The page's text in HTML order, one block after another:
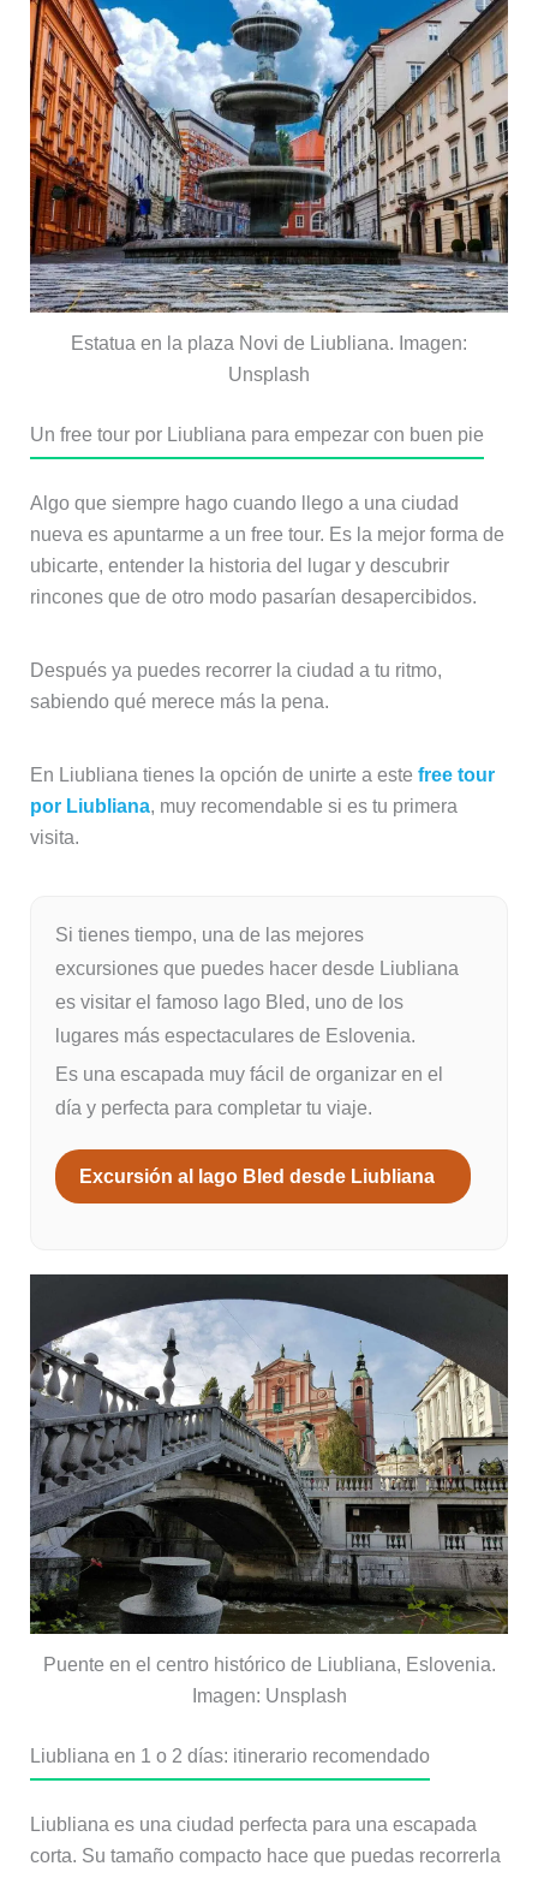
Estatua en la plaza Novi de Liubliana. Imagen:
Unsplash
Un free tour por Liubliana para empezar con buen pie
Algo que siempre hago cuando llego a una ciudad
nueva es apuntarme a un free tour. Es la mejor forma de
ubicarte, entender la historia del lugar y descubrir
rincones que de otro modo pasarían desapercibidos.
Después ya puedes recorrer la ciudad a tu ritmo,
sabiendo qué merece más la pena.
En Liubliana tienes la opción de unirte a este free tour
por Liubliana, muy recomendable si es tu primera
visita.
Si tienes tiempo, una de las mejores
excursiones que puedes hacer desde Liubliana
es visitar el famoso lago Bled, uno de los
lugares más espectaculares de Eslovenia.
Es una escapada muy fácil de organizar en el
día y perfecta para completar tu viaje.
Excursión al lago Bled desde Liubliana
Puente en el centro histórico de Liubliana, Eslovenia.
Imagen: Unsplash
Liubliana en 1 o 2 días: itinerario recomendado
Liubliana es una ciudad perfecta para una escapada
corta. Su tamaño compacto hace que puedas recorrerla